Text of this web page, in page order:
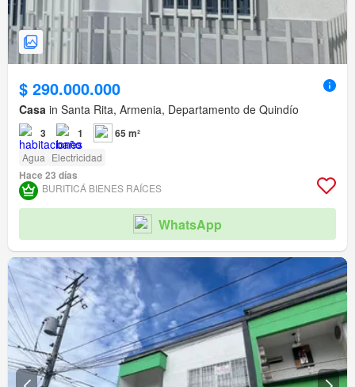
$ 290.000.000
Casa in Santa Rita, Armenia, Departamento de Quindío
3 1 65 m²
Agua Electricidad
Hace 23 días
BURITICÁ BIENES RAÍCES
WhatsApp